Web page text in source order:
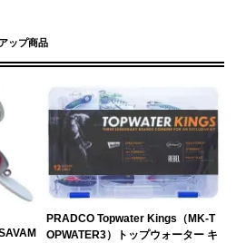
ップ商品
PRADCO Topwater Kings（MK-T
OPWATER3）トップウォーター キ